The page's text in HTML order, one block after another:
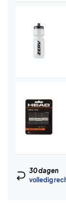
30 dagen
volledig